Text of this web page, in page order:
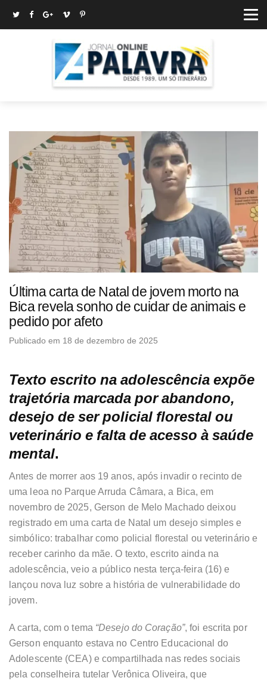
Última carta de Natal de jovem morto na
Bica revela sonho de cuidar de animais e
pedido por afeto
Publicado em 18 de dezembro de 2025
Texto escrito na adolescência expõe
trajetória marcada por abandono,
desejo de ser policial florestal ou
veterinário e falta de acesso à saúde
mental.
Antes de morrer aos 19 anos, após invadir o recinto de
uma leoa no Parque Arruda Câmara, a Bica, em
novembro de 2025, Gerson de Melo Machado deixou
registrado em uma carta de Natal um desejo simples e
simbólico: trabalhar como policial florestal ou veterinário e
receber carinho da mãe. O texto, escrito ainda na
adolescência, veio a público nesta terça-feira (16) e
lançou nova luz sobre a história de vulnerabilidade do
jovem.
A carta, com o tema “Desejo do Coração”, foi escrita por
Gerson enquanto estava no Centro Educacional do
Adolescente (CEA) e compartilhada nas redes sociais
pela conselheira tutelar Verônica Oliveira, que